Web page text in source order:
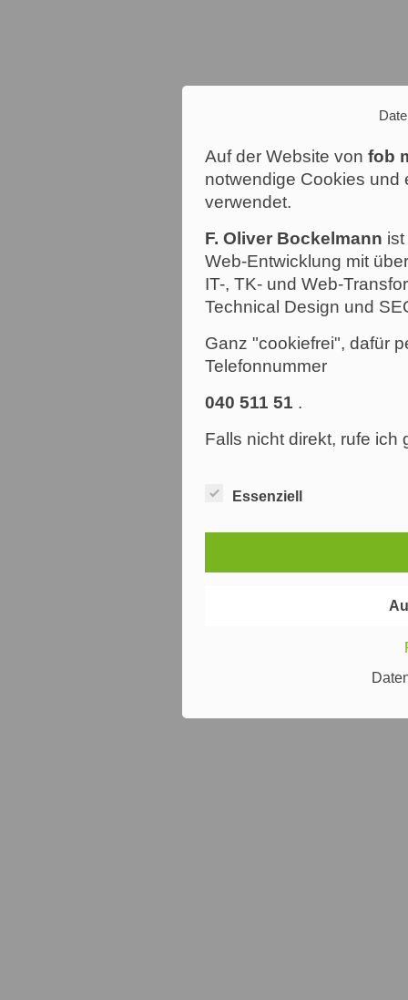
Auf der Website von fob
notwendige Cookies und
verwendet.
F. Oliver Bockelmann
Web-Entwicklung mit
IT-, TK- und Web-
Technical Design und
Ganz "cookiefrei", dafür
Telefonnummer
040 511 51 .
Falls nicht direkt, rufe ich
Essenziell